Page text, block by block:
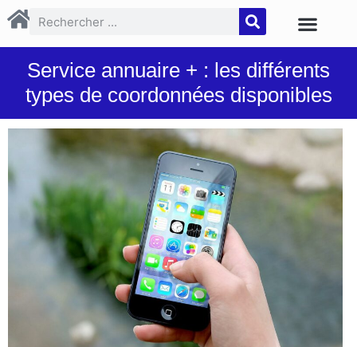
Service annuaire + : les différents
types de coordonnées disponibles